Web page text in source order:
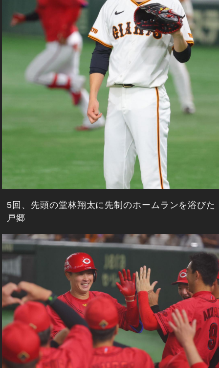
5回、先頭の堂林翔太に先制のホームランを浴びた
戸郷